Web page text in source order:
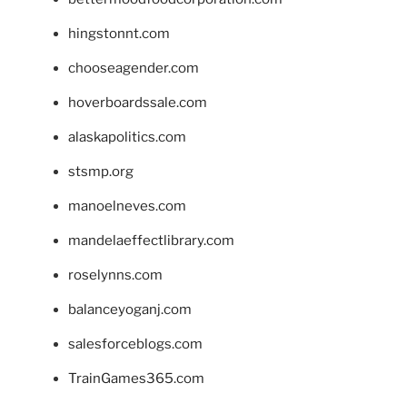
hingstonnt.com
chooseagender.com
hoverboardssale.com
alaskapolitics.com
stsmp.org
manoelneves.com
mandelaeffectlibrary.com
roselynns.com
balanceyoganj.com
salesforceblogs.com
TrainGames365.com